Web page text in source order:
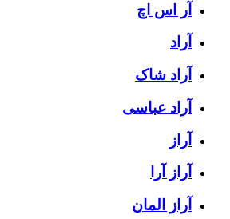
آر اس اچ
آراد
آراد شاک
آراد عباسی
آراز
آراز آرا
آراز المان